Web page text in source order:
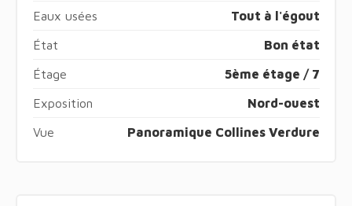
Eaux usées Tout à l'égout
État Bon état
Étage 5ème étage / 7
Exposition Nord-ouest
Vue Panoramique Collines Verdure